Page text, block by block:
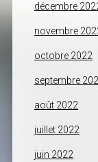
décembre
novembre
octobre 2022
septembre
août 2022
juillet 2022
juin 2022